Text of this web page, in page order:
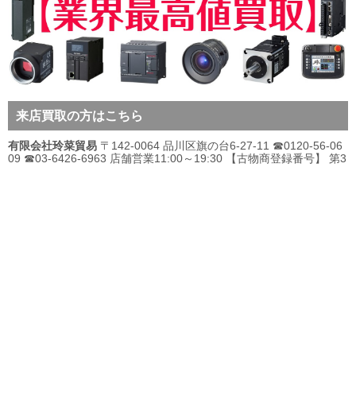
来店買取の方はこちら
有限会社玲菜貿易 〒142-0064 品川区旗の台6-27-11 ☎0120-56-06
09 ☎03-6426-6963 店舗営業11:00～19:30 【古物商登録番号】 第3